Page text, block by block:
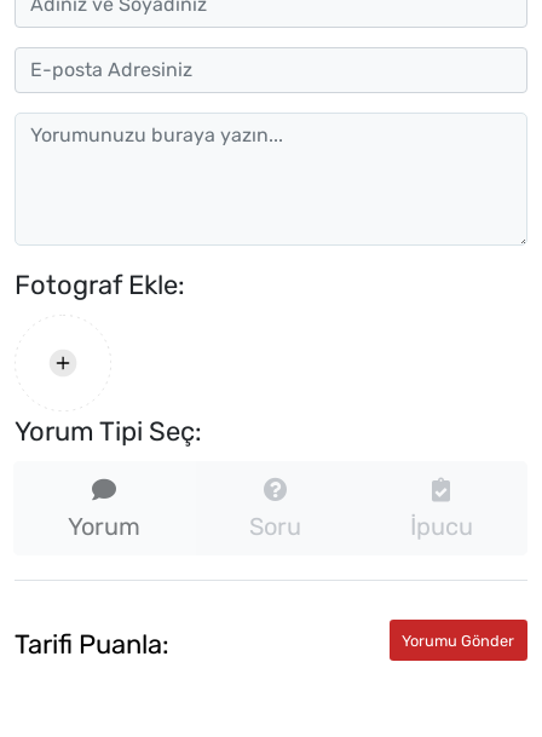
Fotograf Ekle:
Yorum Tipi Seç:
Yorum Soru İpucu
Tarifi Puanla: